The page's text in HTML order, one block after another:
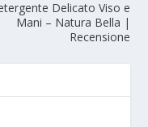
Delicato Viso e
Mani – Natura Bella |
Recensione